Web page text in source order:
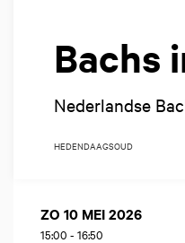
Bachs
Nederlandse
HEDENDAAGSOUD
ZO 10 MEI 2026
15:00 - 16:50